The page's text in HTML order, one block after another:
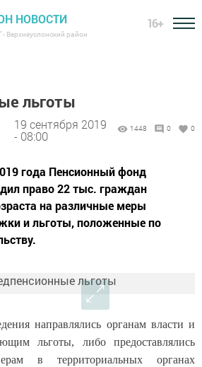
НОВОСТИ
- Верхнеуслонский район
16+
льготы
19 сентября 2019
- 08:00
1448 0 0
года Пенсионный фонд
право 22 тыс. граждан
на различные меры
и льготы, положенные по
направлялись органам власти и
льготы, либо предоставлялись
в территориальных органах